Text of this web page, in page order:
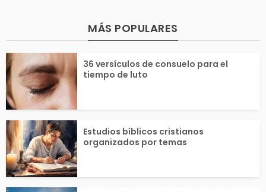
relacionado con la
la miseri
el ofrendar, e
eron escritos
de 40 personas
n...
MÁS POPULARES
36 versículos de consuelo para el
tiempo de luto
Estudios bíblicos cristianos
organizados por temas